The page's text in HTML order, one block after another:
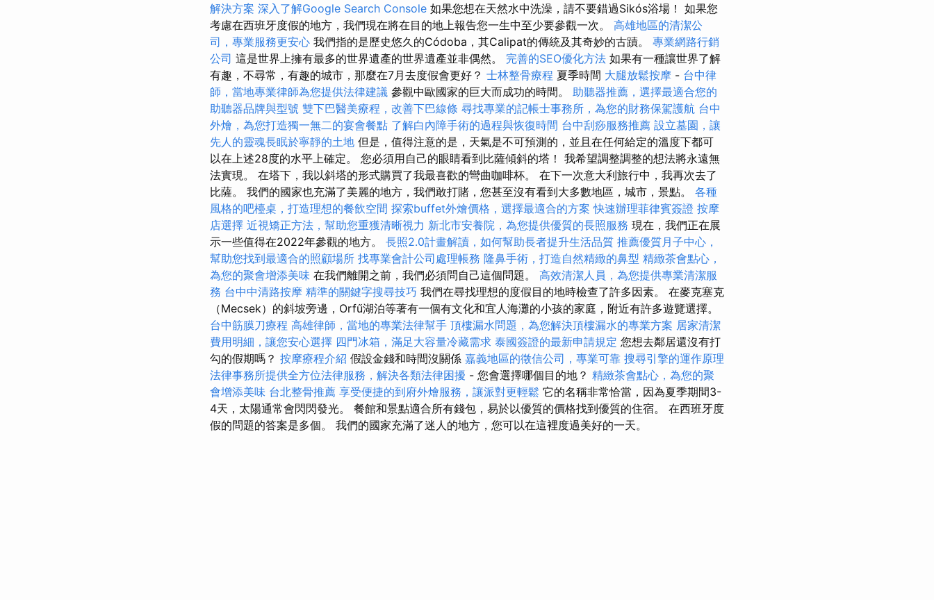
解決方案 深入了解Google Search Console 如果您想在天然水中洗澡，請不要錯過Sikós浴場！ 如果您
考慮在西班牙度假的地方，我們現在將在目的地上報告您一生中至少要參觀一次。 高雄地區的清潔公
司，專業服務更安心 我們指的是歷史悠久的Códoba，其Calipat的傳統及其奇妙的古蹟。 專業網路行銷
公司 這是世界上擁有最多的世界遺產的世界遺產並非偶然。 完善的SEO優化方法 如果有一種讓世界了解
有趣，不尋常，有趣的城市，那麼在7月去度假會更好？ 士林整骨療程 夏季時間 大腿放鬆按摩 - 台中律
師，當地專業律師為您提供法律建議 參觀中歐國家的巨大而成功的時間。 助聽器推薦，選擇最適合您的
助聽器品牌與型號 雙下巴醫美療程，改善下巴線條 尋找專業的記帳士事務所，為您的財務保駕護航 台中
外燴，為您打造獨一無二的宴會餐點 了解白內障手術的過程與恢復時間 台中刮痧服務推薦 設立墓園，讓
先人的靈魂長眠於寧靜的土地 但是，值得注意的是，天氣是不可預測的，並且在任何給定的溫度下都可
以在上述28度的水平上確定。 您必須用自己的眼睛看到比薩傾斜的塔！ 我希望調整調整的想法將永遠無
法實現。 在塔下，我以斜塔的形式購買了我最喜歡的彎曲咖啡杯。 在下一次意大利旅行中，我再次去了
比薩。 我們的國家也充滿了美麗的地方，我們敢打賭，您甚至沒有看到大多數地區，城市，景點。 各種
風格的吧檯桌，打造理想的餐飲空間 探索buffet外燴價格，選擇最適合的方案 快速辦理菲律賓簽證 按摩
店選擇 近視矯正方法，幫助您重獲清晰視力 新北市安養院，為您提供優質的長照服務 現在，我們正在展
示一些值得在2022年參觀的地方。 長照2.0計畫解讀，如何幫助長者提升生活品質 推薦優質月子中心，
幫助您找到最適合的照顧場所 找專業會計公司處理帳務 隆鼻手術，打造自然精緻的鼻型 精緻茶會點心，
為您的聚會增添美味 在我們離開之前，我們必須問自己這個問題。 高效清潔人員，為您提供專業清潔服
務 台中中清路按摩 精準的關鍵字搜尋技巧 我們在尋找理想的度假目的地時檢查了許多因素。 在麥克塞克
（Mecsek）的斜坡旁邊，Orfű湖泊等著有一個有文化和宜人海灘的小孩的家庭，附近有許多遊覽選擇。
台中筋膜刀療程 高雄律師，當地的專業法律幫手 頂樓漏水問題，為您解決頂樓漏水的專業方案 居家清潔
費用明細，讓您安心選擇 四門冰箱，滿足大容量冷藏需求 泰國簽證的最新申請規定 您想去鄰居還沒有打
勾的假期嗎？ 按摩療程介紹 假設金錢和時間沒關係 嘉義地區的徵信公司，專業可靠 搜尋引擎的運作原理
法律事務所提供全方位法律服務，解決各類法律困擾 - 您會選擇哪個目的地？ 精緻茶會點心，為您的聚
會增添美味 台北整骨推薦 享受便捷的到府外燴服務，讓派對更輕鬆 它的名稱非常恰當，因為夏季期間3-
4天，太陽通常會閃閃發光。 餐館和景點適合所有錢包，易於以優質的價格找到優質的住宿。 在西班牙度
假的問題的答案是多個。 我們的國家充滿了迷人的地方，您可以在這裡度過美好的一天。